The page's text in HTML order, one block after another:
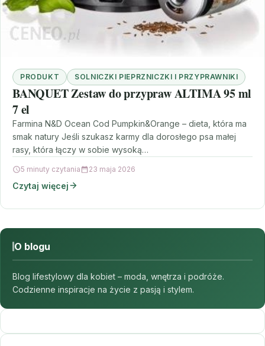
PRODUKT SOLNICZKI PIEPRZNICZKI I PRZYPRAWNIKI
BANQUET Zestaw do przypraw ALTIMA 95 ml
7 el
Farmina N&D Ocean Cod Pumpkin&Orange – dieta, która ma
smak natury Jeśli szukasz karmy dla dorosłego psa małej
rasy, która łączy w sobie wysoką…
5 minuty czytania 23 maja 2026
Czytaj więcej
O blogu
Blog lifestylowy dla kobiet – moda, wnętrza i podróże.
Codzienne inspiracje na życie z pasją i stylem.